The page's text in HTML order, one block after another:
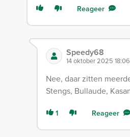
Reageer
Speedy68
14 oktober 2025 18:06
Nee, daar zitten
Stengs, Bullaude,
1 Reageer